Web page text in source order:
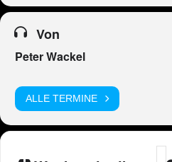
Von
Peter Wackel
ALLE TERMINE